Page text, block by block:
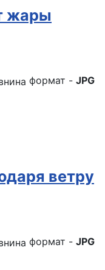
жары
формат - JPG
ветру
формат - JPG